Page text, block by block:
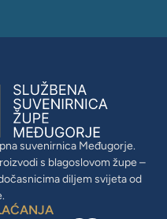
suvenirnica Međugorje.
s blagoslovom župe –
diljem svijeta od